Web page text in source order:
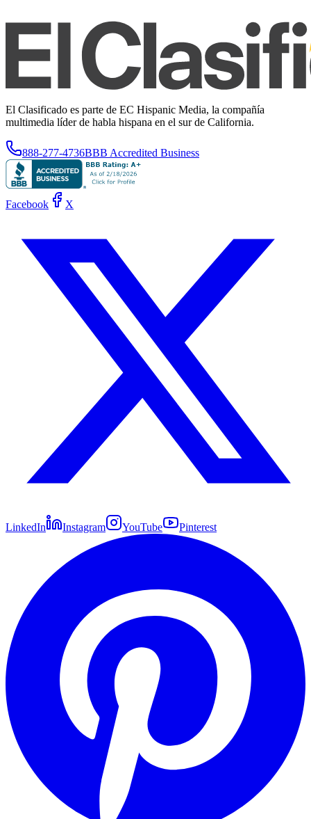
El Clasificado es parte de EC Hispanic Media, la compañía
multimedia líder de habla hispana en el sur de California.
888-277-4736BBB Accredited Business
Facebook X
LinkedIn Instagram YouTube Pinterest